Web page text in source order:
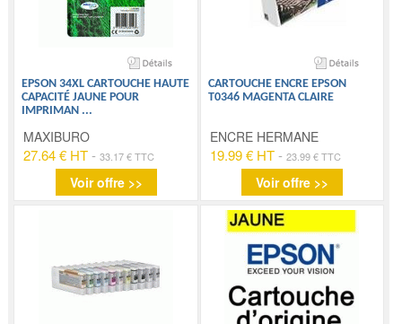
EPSON 34XL CARTOUCHE HAUTE
CAPACITÉ JAUNE POUR
IMPRIMAN ...
MAXIBURO
27.64 € HT -33.17 € TTC
Voir offre >>
CARTOUCHE ENCRE EPSON
T0346 MAGENTA CLAIRE
ENCRE HERMANE
19.99 € HT- 23.99 € TTC
Voir offre >>